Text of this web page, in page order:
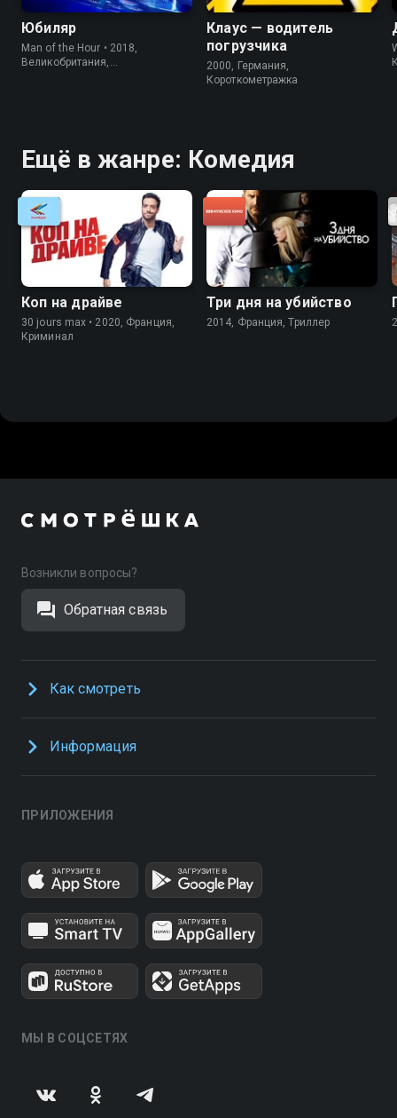
Юбиляр
Man of the Hour • 2018,
Великобритания,
Клаус — водитель
погрузчика
2000, Германия,
Короткометражка
Ещё в жанре: Комедия
Коп на драйве
30 jours max • 2020, Франция,
Криминал
Три дня на убийство
2014, Франция, Триллер
Возникли вопросы?
Обратная связь
Как смотреть
Информация
ПРИЛОЖЕНИЯ
МЫ В СОЦСЕТЯХ